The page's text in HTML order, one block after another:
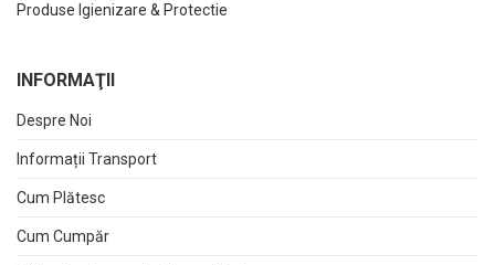
Produse Igienizare & Protectie
INFORMAŢII
Despre Noi
Informații Transport
Cum Plătesc
Cum Cumpăr